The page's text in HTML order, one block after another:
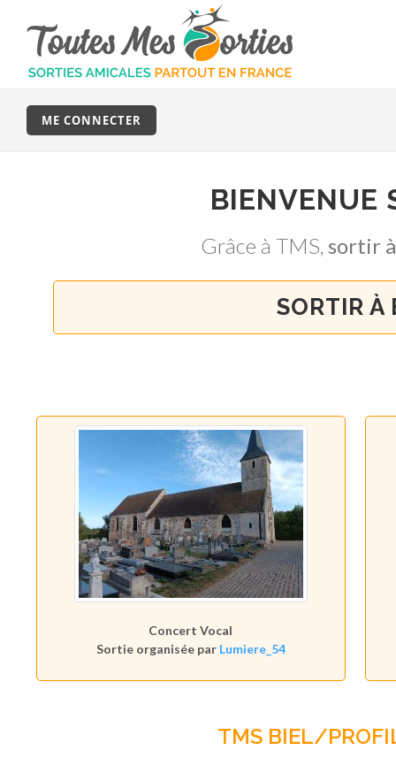
ME CONNECTER
BIENVENUE
Grâce à TMS, sortir
SORTIR
Concert Vocal
Sortie organisée par Lumiere_54
TMS BIEL/